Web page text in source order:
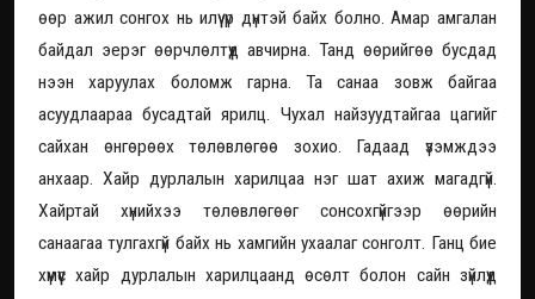
өөр ажил сонгох нь илүү үр дүнтэй байх болно. Амар амгалан
байдал эерэг өөрчлөлтүүд авчирна. Танд өөрийгөө бусдад
нээн харуулах боломж гарна. Та санаа зовж байгаа
асуудлаараа бусадтай ярилц. Чухал найзуудтайгаа цагийг
сайхан өнгөрөөх төлөвлөгөө зохио. Гадаад үзэмждээ
анхаар. Хайр дурлалын харилцаа нэг шат ахиж магадгүй.
Хайртай хүнийхээ төлөвлөгөөг сонсохгүйгээр өөрийн
санаагаа тулгахгүй байх нь хамгийн ухаалаг сонголт. Ганц бие
хүмүүс хайр дурлалын харилцаанд өсөлт болон сайн зүйлүүд